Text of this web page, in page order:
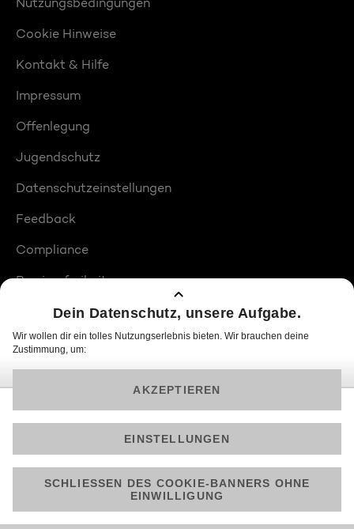
Cookie Hinweise
Kontakt & Hilfe
Impressum
Offenlegung
Jugendschutz
Datenschutzeinstellungen
Feedback
Compliance
Barrierefreiheit
Produktplatzierungen